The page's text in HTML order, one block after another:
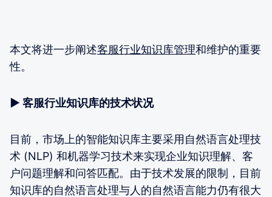
本文将进一步阐述客服行业知识库管理和维护的重要
性。
▶ 客服行业知识库的技术状况
目前，市场上的智能知识库主要采用自然语言处理技
术 (NLP) 和机器学习技术来实现企业知识理解、客
户问题理解和问答匹配。由于技术发展的限制，目前
知识库的自然语言处理与人的自然语言能力仍有很大